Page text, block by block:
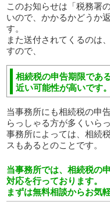
このお知らせは「税務署
いので、かかるかどうか
す。
また送付されてくるのは
すので、
相続税の申告期限であ
近い可能性が高いです。
当事務所にも相続税の申
らっしゃる方が多くいら
事務所によっては、相続
スもあるとのことです。
当事務所では、相続税の
対応を行っております。
まずは無料相談からお気